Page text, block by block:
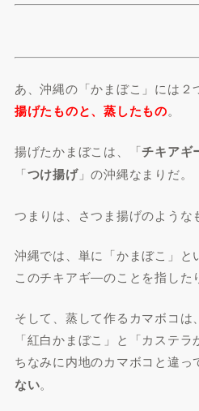
あ、沖縄の「かまぼこ」には２
揚げたものと、蒸したもの。
揚げたかまぼこは、「チキアギ
「つけ揚げ」の沖縄なまりだ。
つまりは、さつま揚げのような
沖縄では、単に「かまぼこ」と
このチキアギ―のことを指した
そして、蒸して作るカマボコは、
「紅白かまぼこ」と「カステラ
ちなみに内地のカマボコと違っ
ない。